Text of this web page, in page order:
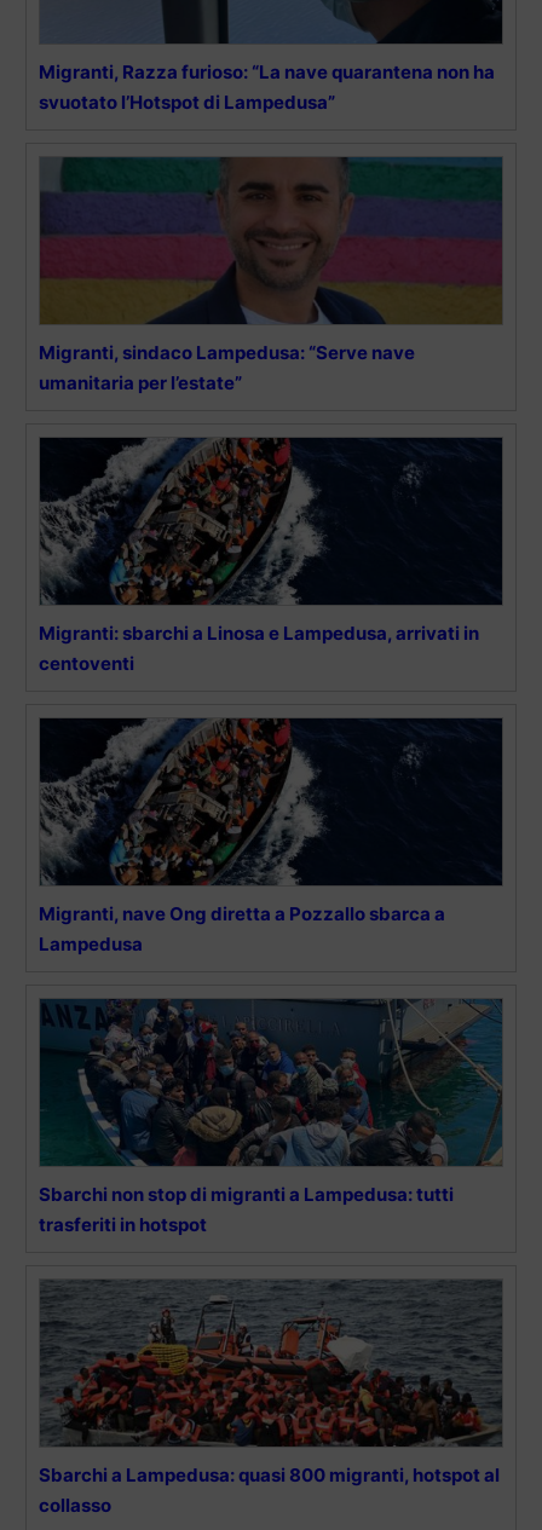
Migranti, Razza furioso: “La nave quarantena non ha
svuotato l’Hotspot di Lampedusa”
Migranti, sindaco Lampedusa: “Serve nave
umanitaria per l’estate”
Migranti: sbarchi a Linosa e Lampedusa, arrivati in
centoventi
Migranti, nave Ong diretta a Pozzallo sbarca a
Lampedusa
Sbarchi non stop di migranti a Lampedusa: tutti
trasferiti in hotspot
Sbarchi a Lampedusa: quasi 800 migranti, hotspot al
collasso